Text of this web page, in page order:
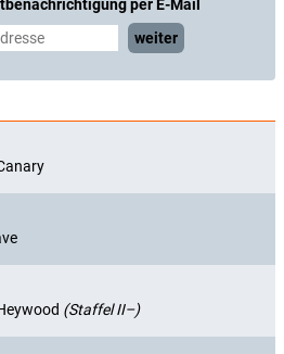
per E-Mail
weiter
(Staffel II–)